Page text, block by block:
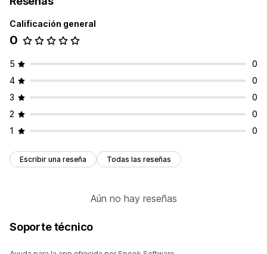
Calificación general
0
5
0
4
0
3
0
2
0
1
0
Escribir una reseña Todas las reseñas
Aún no hay reseñas
Soporte técnico